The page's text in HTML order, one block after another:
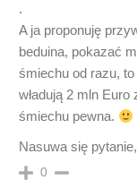
.
A ja proponuję
beduina, pokazać
śmiechu od razu,
władują 2 mln
śmiechu pewna.
Nasuwa się
0